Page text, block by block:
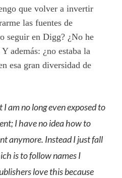
que volver a invertir
las fuentes de
seguir en Digg? ¿No he
además: ¿no estaba la
esa gran diversidad de
am no long even exposed to
I have no idea how to
anymore. Instead I just fall
is to follow names I
love this because